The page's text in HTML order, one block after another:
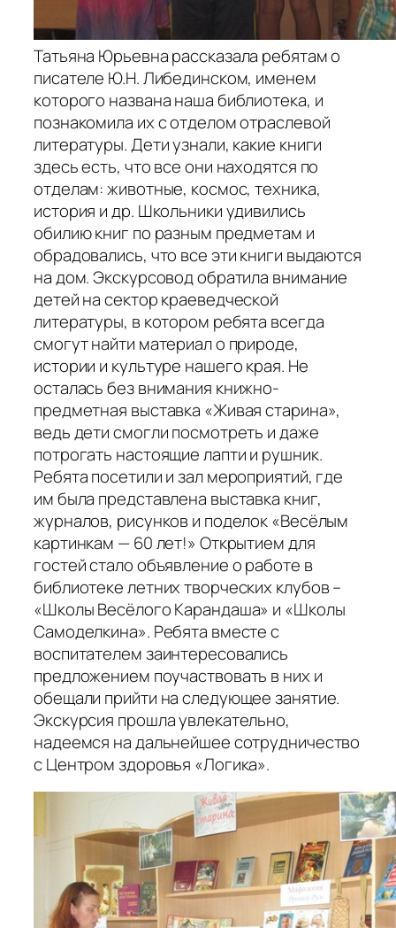
Татьяна Юрьевна рассказала ребятам о
писателе Ю.Н. Либединском, именем
которого названа наша библиотека, и
познакомила их с отделом отраслевой
литературы. Дети узнали, какие книги
здесь есть, что все они находятся по
отделам: животные, космос, техника,
история и др. Школьники удивились
обилию книг по разным предметам и
обрадовались, что все эти книги выдаются
на дом. Экскурсовод обратила внимание
детей на сектор краеведческой
литературы, в котором ребята всегда
смогут найти материал о природе,
истории и культуре нашего края. Не
осталась без внимания книжно-
предметная выставка «Живая старина»,
ведь дети смогли посмотреть и даже
потрогать настоящие лапти и рушник.
Ребята посетили и зал мероприятий, где
им была представлена выставка книг,
журналов, рисунков и поделок «Весёлым
картинкам — 60 лет!» Открытием для
гостей стало объявление о работе в
библиотеке летних творческих клубов –
«Школы Весёлого Карандаша» и «Школы
Самоделкина». Ребята вместе с
воспитателем заинтересовались
предложением поучаствовать в них и
обещали прийти на следующее занятие.
Экскурсия прошла увлекательно,
надеемся на дальнейшее сотрудничество
с Центром здоровья «Логика».